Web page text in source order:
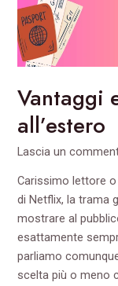
Vantaggi
all’estero
Lascia un
Carissimo lettore
di Netflix, la trama
mostrare al
esattamente
parliamo
scelta più o meno